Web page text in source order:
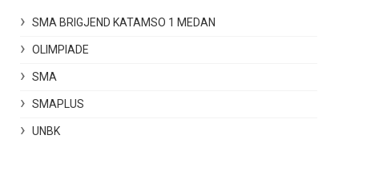
SMA BRIGJEND KATAMSO 1 MEDAN
OLIMPIADE
SMA
SMAPLUS
UNBK